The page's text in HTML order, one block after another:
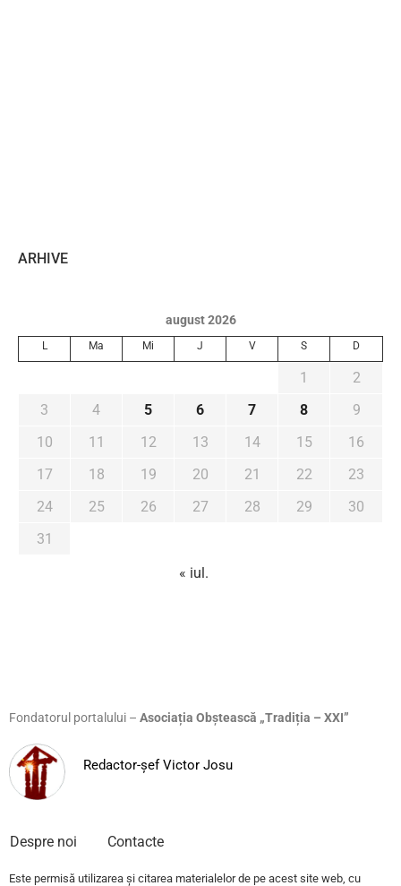
ARHIVE
august 2026
L Ma Mi J V S D
1
2
3
4 5 6 7 8
9
10
11 12 13 14 15
16
17
18 19 20 21 22
23
24
25 26 27 28 29
30
31
« iul.
Fondatorul portalului – Asociația Obștească „Tradiția – XXI”
Redactor-șef Victor Josu
Despre noi Contacte
Este permisă utilizarea și citarea materialelor de pe acest site web, cu